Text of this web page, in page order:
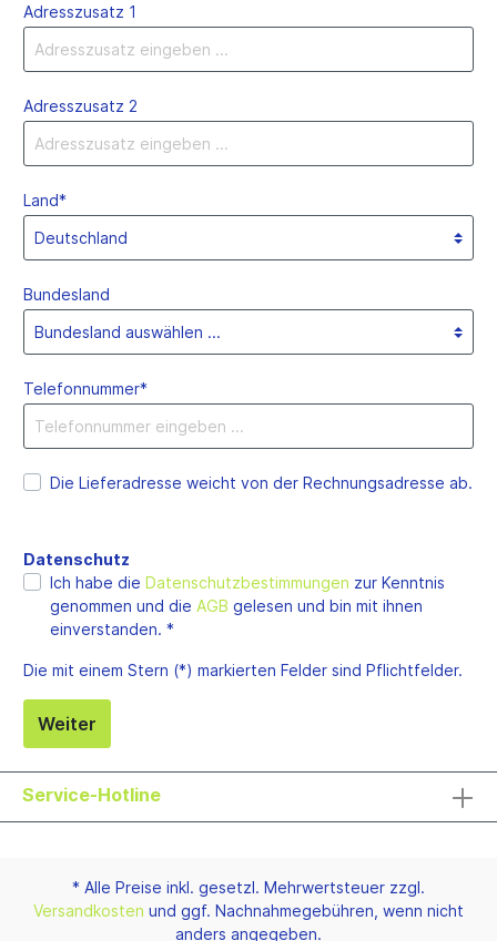
Adresszusatz 1
Adresszusatz 2
Land*
Bundesland
Telefonnummer*
Die Lieferadresse weicht von der Rechnungsadresse ab.
Datenschutz
Ich habe die Datenschutzbestimmungen zur Kenntnis
genommen und die AGB gelesen und bin mit ihnen
einverstanden. *
Die mit einem Stern (*) markierten Felder sind Pflichtfelder.
Weiter
Service-Hotline
* Alle Preise inkl. gesetzl. Mehrwertsteuer zzgl.
Versandkosten und ggf. Nachnahmegebühren, wenn nicht
anders angegeben.